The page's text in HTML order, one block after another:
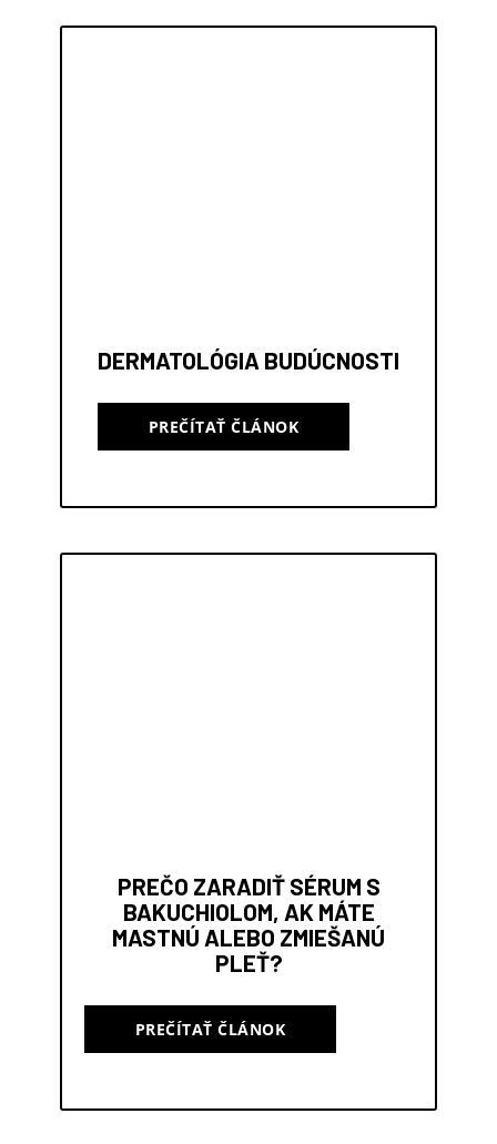
DERMATOLÓGIA BUDÚCNOSTI
PREČÍTAŤ ČLÁNOK
PREČO ZARADIŤ SÉRUM S
BAKUCHIOLOM, AK MÁTE
MASTNÚ ALEBO ZMIEŠANÚ
PLEŤ?
PREČÍTAŤ ČLÁNOK